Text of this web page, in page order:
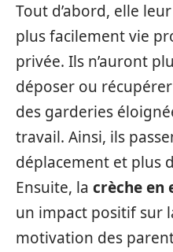
Tout d’abord, elle
plus facilement vie
privée. Ils n’auront
déposer ou
des garderies
travail. Ainsi, ils
déplacement et plus
Ensuite, la crèche en
un impact positif sur
motivation des